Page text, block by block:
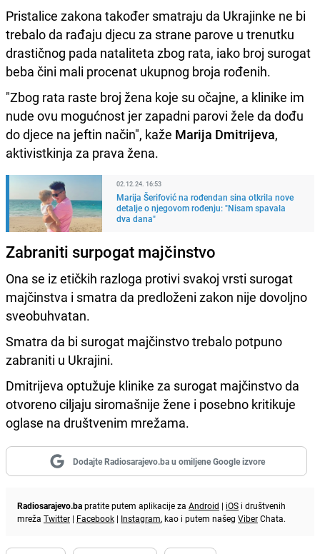
Pristalice zakona također smatraju da Ukrajinke ne bi
trebalo da rađaju djecu za strane parove u trenutku
drastičnog pada nataliteta zbog rata, iako broj surogat
beba čini mali procenat ukupnog broja rođenih.
"Zbog rata raste broj žena koje su očajne, a klinike im
nude ovu mogućnost jer zapadni parovi žele da dođu
do djece na jeftin način", kaže Marija Dmitrijeva,
aktivistkinja za prava žena.
02.12.24. 16:53
Marija Šerifović na rođendan sina otkrila nove
detalje o njegovom rođenju: "Nisam spavala
dva dana"
Zabraniti surpogat majčinstvo
Ona se iz etičkih razloga protivi svakoj vrsti surogat
majčinstva i smatra da predloženi zakon nije dovoljno
sveobuhvatan.
Smatra da bi surogat majčinstvo trebalo potpuno
zabraniti u Ukrajini.
Dmitrijeva optužuje klinike za surogat majčinstvo da
otvoreno ciljaju siromašnije žene i posebno kritikuje
oglase na društvenim mrežama.
Dodajte Radiosarajevo.ba u omiljene Google izvore
Radiosarajevo.bapratite putem aplikacije za Android | iOS i društvenih
mreža Twitter | Facebook | Instagram, kao i putem našeg ViberChata.